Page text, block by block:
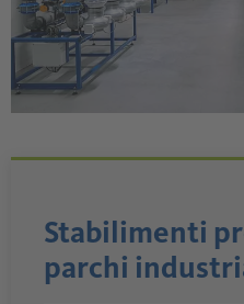
Stabilimenti
parchi